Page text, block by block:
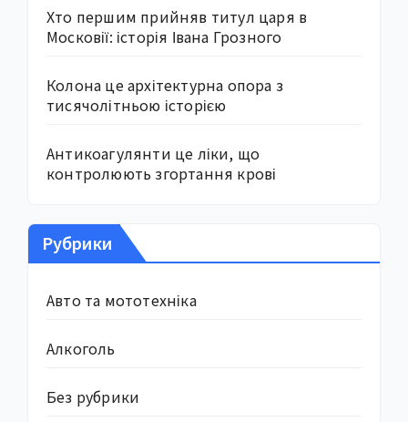
Хто першим прийняв титул царя в
Московії: історія Івана Грозного
Колона це архітектурна опора з
тисячолітньою історією
Антикоагулянти це ліки, що
контролюють згортання крові
Рубрики
Авто та мототехніка
Алкоголь
Без рубрики